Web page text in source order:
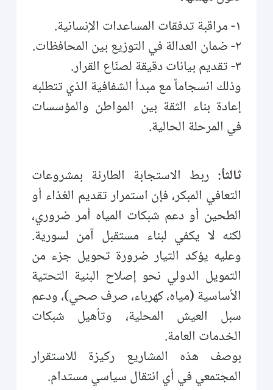
١- مراقبة تدفقات المساعدات الإنسانية.
٢- ضمان العدالة في التوزيع بين المحافظات.
٣- تقديم بيانات دقيقة لصنّاع القرار.
وذلك انسجاماً مع مبدأ الشفافية الذي تتطلبه
إعادة بناء الثقة بين المواطن والمؤسسات
في المرحلة الحالية.
ثالثاً: ربط الاستجابة الطارئة بمشروعات
التعافي المبكر، فإن استمرار تقديم الغذاء أو
الطحين أو دعم شبكات المياه أمر ضروري،
لكنه لا يكفي لبناء مستقبل آمن لسورية.
وعليه يؤكد التيار ضرورة تحويل جزء من
التمويل الدولي نحو إصلاح البنية التحتية
الأساسية (مياه، كهرباء، صرف صحي)، ودعم
سبل العيش المحلية، وتأهيل شبكات
الخدمات العامة.
بوصف هذه المشاريع ركيزة للاستقرار
المجتمعي في أي انتقال سياسي مستدام.